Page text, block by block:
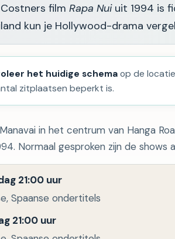
Costners filmRapa Nuiuit 1994 is
kun je Hollywood-drama
het huidige schemaop de
zitplaatsen beperkt is.
in het centrum van Hanga
Normaal gesproken zijn de shows
21:00 uur
Spaanse ondertitels
21:00 uur